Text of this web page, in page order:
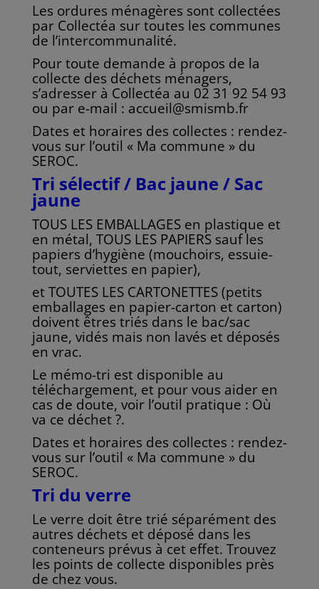
Les ordures ménagères sont collectées
par Collectéa sur toutes les communes
de l’intercommunalité.
Pour toute demande à propos de la
collecte des déchets ménagers,
s’adresser à Collectéa au 02 31 92 54 93
ou par e-mail : accueil@smismb.fr
Dates et horaires des collectes : rendez-
vous sur l’outil « Ma commune » du
SEROC.
Tri sélectif / Bac jaune / Sac
jaune
TOUS LES EMBALLAGES en plastique et
en métal, TOUS LES PAPIERS sauf les
papiers d’hygiène (mouchoirs, essuie-
tout, serviettes en papier),
et TOUTES LES CARTONETTES (petits
emballages en papier-carton et carton)
doivent êtres triés dans le bac/sac
jaune, vidés mais non lavés et déposés
en vrac.
Le mémo-tri est disponible au
téléchargement, et pour vous aider en
cas de doute, voir l’outil pratique : Où
va ce déchet ?.
Dates et horaires des collectes : rendez-
vous sur l’outil « Ma commune » du
SEROC.
Tri du verre
Le verre doit être trié séparément des
autres déchets et déposé dans les
conteneurs prévus àcet effet. Trouvez
les points de collecte disponibles près
de chez vous.